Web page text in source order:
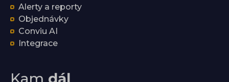
Alerty a reporty
Objednávky
Conviu AI
Integrace
Kam dál